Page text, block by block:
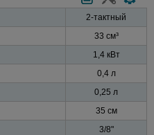
2-тактный
33 см³
1,4 кВт
0,4 л
0,25 л
35 см
3/8"